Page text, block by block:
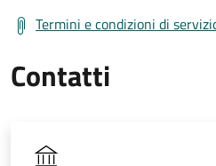
Termini e condizioni di
Contatti